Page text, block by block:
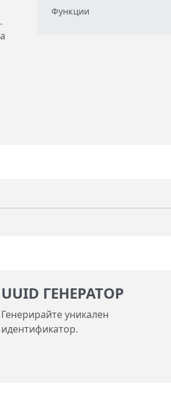
Функции
UUID ГЕНЕРАТОР
Генерирайте уникален
идентификатор.